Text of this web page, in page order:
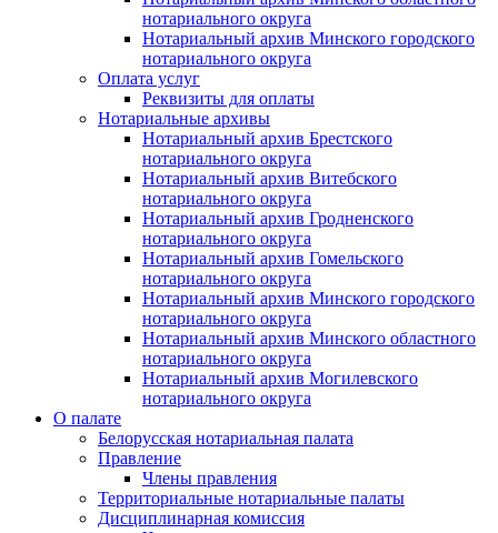
нотариального округа
Нотариальный архив Минского городского
нотариального округа
Оплата услуг
Реквизиты для оплаты
Нотариальные архивы
Нотариальный архив Брестского
нотариального округа
Нотариальный архив Витебского
нотариального округа
Нотариальный архив Гродненского
нотариального округа
Нотариальный архив Гомельского
нотариального округа
Нотариальный архив Минского городского
нотариального округа
Нотариальный архив Минского областного
нотариального округа
Нотариальный архив Могилевского
нотариального округа
О палате
Белорусская нотариальная палата
Правление
Члены правления
Территориальные нотариальные палаты
Дисциплинарная комиссия